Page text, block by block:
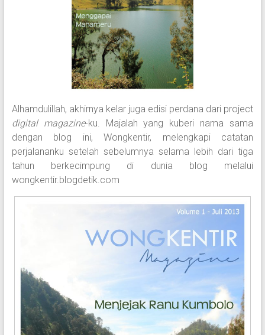
Alhamdulillah, akhirnya kelar juga edisi perdana dari project
digital magazine-ku. Majalah yang kuberi nama sama
dengan blog ini, Wongkentir, melengkapi catatan
perjalananku setelah sebelumnya selama lebih dari tiga
tahun berkecimpung di dunia blog melalui
wongkentir.blogdetik.com